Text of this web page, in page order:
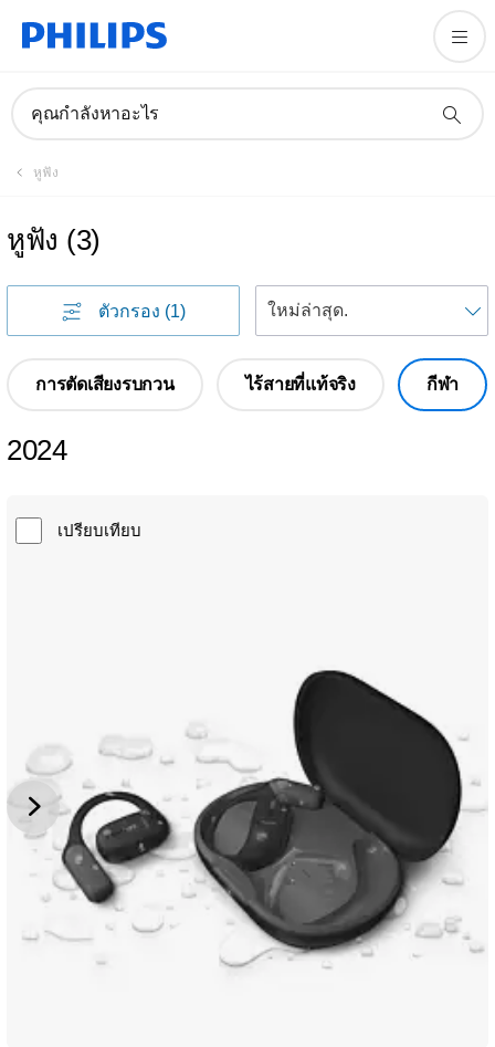
คุณกำลังหาอะไร
หูฟัง
หูฟัง (3)
ตัวกรอง (1)
การตัดเสียงรบกวน ไร้สายที่แท้จริง กีฬา
2024
เปรียบเทียบ